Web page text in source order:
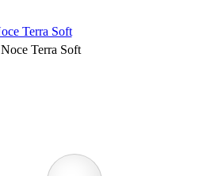
Noce Terra Soft